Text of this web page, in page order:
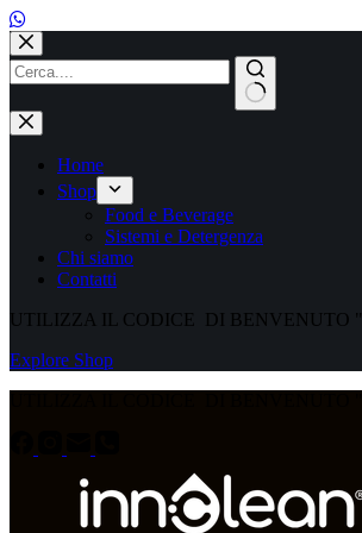
al
contenuto
Nessun
risultato
Home
Shop
Food e Beverage
Sistemi e Detergenza
Chi siamo
Contatti
UTILIZZA IL CODICE DI BENVENUTO "
Explore Shop